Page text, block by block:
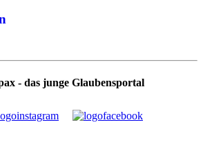
- das junge Glaubensportal